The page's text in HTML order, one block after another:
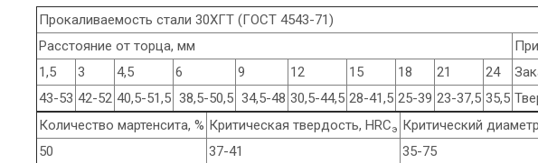
Прокаливаемость стали 30ХГТ (ГОСТ 4543-71)
Расстояние от торца, мм
1,5
3 4,5 6 9 12 15 18 21 24
43-53 42-52 40,5-51,5 38,5-50,5 34,5-48 30,5-44,5 28-41,5 25-39 23-37,5 35,5
Количество мартенсита, % Критическая твердость, HRCэ Критический
50
37-41
35-75